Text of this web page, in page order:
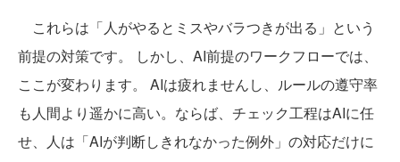
これらは「人がやるとミスやバラつきが出る」という
前提の対策です。 しかし、AI前提のワークフローでは、
ここが変わります。 AIは疲れませんし、ルールの遵守率
も人間より遥かに高い。ならば、チェック工程はAIに任
せ、人は「AIが判断しきれなかった例外」の対応だけに